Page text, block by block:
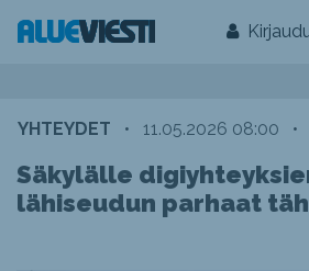
YHTEYDET • 11.05.2026 08:00 •
Säkylälle
lähiseudun parhaat